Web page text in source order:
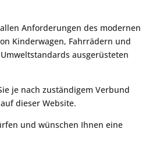
Anforderungen des modernen
Kinderwagen, Fahrrädern und
ausgerüsteten
je nach zuständigem Verbund
dieser Website.
und wünschen Ihnen eine